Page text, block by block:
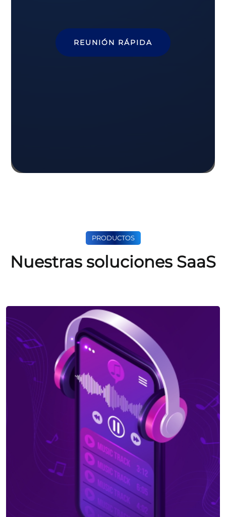
REUNIÓN RÁPIDA
PRODUCTOS
Nuestras soluciones SaaS